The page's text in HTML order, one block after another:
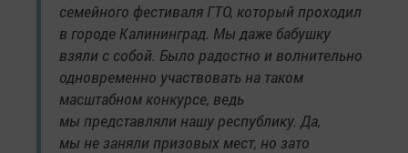
семейного фестиваля ГТО, который проходил
в городе Калининград. Мы даже бабушку
взяли с собой. Было радостно и волнительно
одновременно участвовать на таком
масштабном конкурсе, ведь
мы представляли нашу республику. Да,
мы не заняли призовых мест, но зато